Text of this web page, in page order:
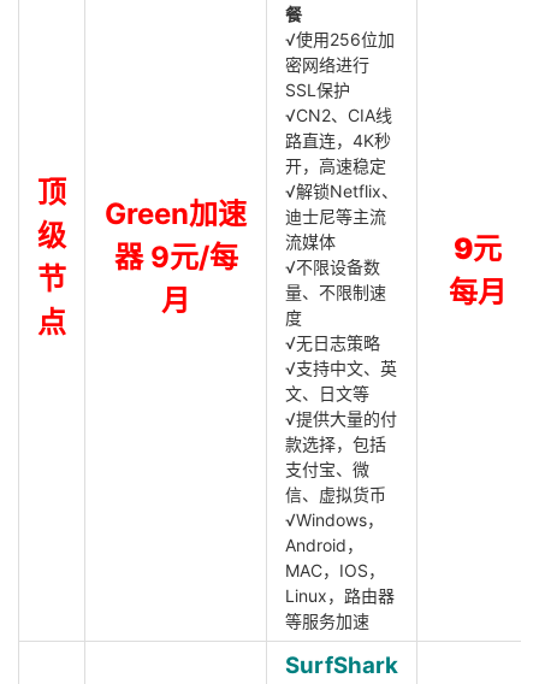
顶
级
节
点
Green加速
器 9元/每
月
餐
√使用256位加
密网络进行
SSL保护
√CN2、CIA线
路直连，4K秒
开，高速稳定
√解锁Netflix、
迪士尼等主流
流媒体
√不限设备数
量、不限制速
度
√无日志策略
√支持中文、英
文、日文等
√提供大量的付
款选择，包括
支付宝、微
信、虚拟货币
√Windows，
Android，
MAC，IOS，
Linux，路由器
等服务加速
9元
每月
SurfShark